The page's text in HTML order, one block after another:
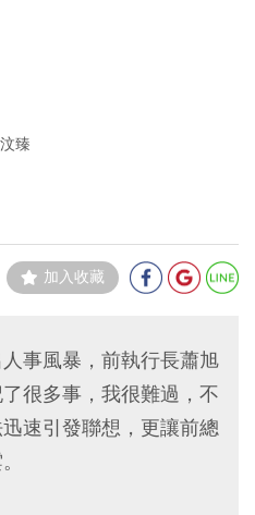
臻
加入收藏
事風暴，前執行長蕭旭
很多事，我很難過，不
速引發聯想，更讓前總